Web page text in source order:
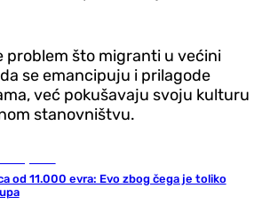
problem što migranti u većini
se emancipuju i prilagode
već pokušavaju svoju kulturu
stanovništvu.
od 11.000 evra: Evo zbog čega je toliko